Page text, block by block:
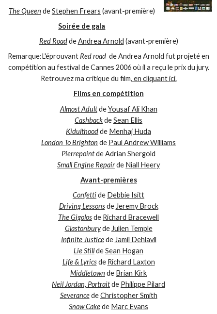
The Queen deStephen Frears (avant-première)
Soirée de gala
Red RoaddeAndrea Arnold (avant-première)
Remarque:L'éprouvant Red road de Andrea Arnold fut projeté en
compétition au festival de Cannes 2006 où il a reçu le prix du jury.
Retrouvez ma critique du film, en cliquant ici.
Films en compétition
Almost AdultdeYousaf Ali Khan
CashbackdeSean Ellis
Kidulthoodde Menhaj Huda
London To Brighton de Paul Andrew Williams
PierrepointdeAdrian Shergold
Small Engine Repairde Niall Heery
Avant-premières
Confettide Debbie Isitt
Driving Lessonsde Jeremy Brock
The Gigolosde Richard Bracewell
Glastonburyde Julien Temple
Infinite Justicede Jamil Dehlavil
Lie StilldeSean Hogan
Life & Lyricsde Richard Laxton
Middletown de Brian Kirk
Neil Jordan, Portraitde Philippe Pilard
SeverancedeChristopher Smith
Snow Cakede Marc Evans